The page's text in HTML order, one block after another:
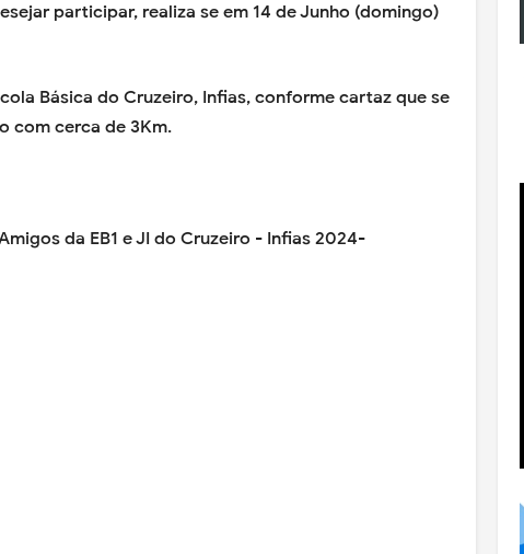
participar, realiza se em 14 de Junho (domingo)
Básica do Cruzeiro, Infias, conforme cartaz que se
com cerca de 3Km.
da EB1 e JI do Cruzeiro - Infias 2024-